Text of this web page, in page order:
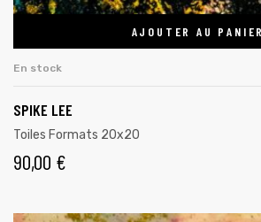
AJOUTER AU PANIER
En stock
SPIKE LEE
Toiles Formats 20x20
90,00 €